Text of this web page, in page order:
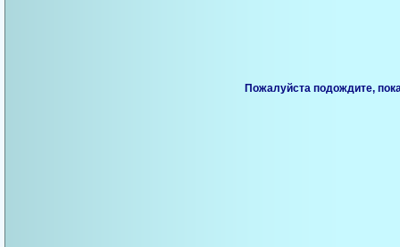
Пожалуйста подождите,